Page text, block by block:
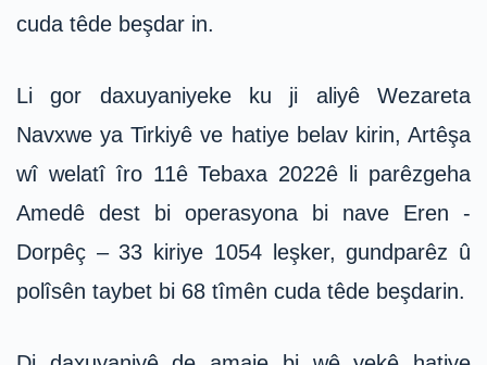
cuda têde beşdar in.
Li gor daxuyaniyeke ku ji aliyê Wezareta
Navxwe ya Tirkiyê ve hatiye belav kirin, Artêşa
wî welatî îro 11ê Tebaxa 2022ê li parêzgeha
Amedê dest bi operasyona bi nave Eren -
Dorpêç – 33 kiriye 1054 leşker, gundparêz û
polîsên taybet bi 68 tîmên cuda têde beşdarin.